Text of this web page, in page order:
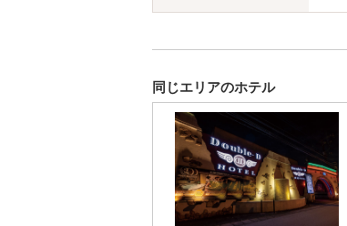
同じエリアのホテル